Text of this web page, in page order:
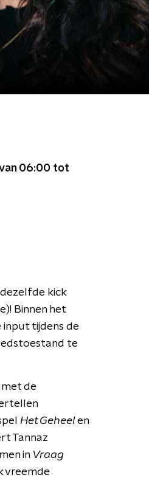
06:00 tot
dezelfde kick
Binnen het
tijdens de
te
de
Het Geheelen
Tannaz
in Vraag
vreemde